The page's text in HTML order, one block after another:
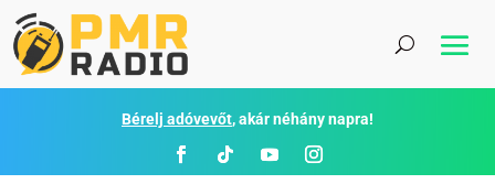
Bérelj adóvevőt, akár néhány napra!